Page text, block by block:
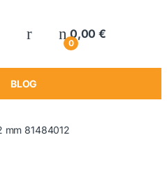
My Account
0
0,00€
BLOG
mm 81484012